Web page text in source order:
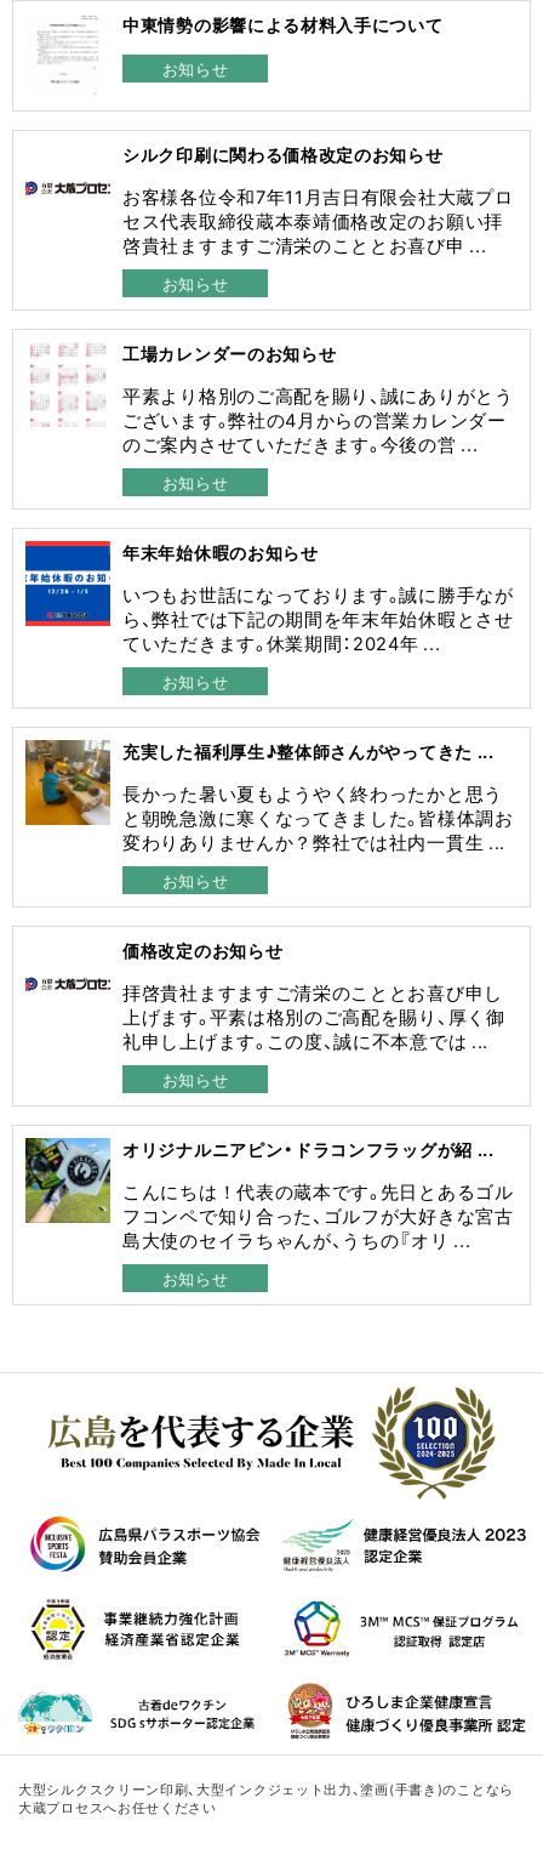
中東情勢の影響による材料入手について
お知らせ
シルク印刷に関わる価格改定のお知らせ
お客様各位令和7年11月吉日有限会社大蔵プロ
セス代表取締役蔵本泰靖価格改定のお願い拝
啓貴社ますますご清栄のこととお喜び申 ...
お知らせ
工場カレンダーのお知らせ
平素より格別のご高配を賜り、誠にありがとう
ございます。弊社の4月からの営業カレンダー
のご案内させていただきます。今後の営 ...
お知らせ
年末年始休暇のお知らせ
いつもお世話になっております。誠に勝手なが
ら、弊社では下記の期間を年末年始休暇とさせ
ていただきます。休業期間：2024年 ...
お知らせ
充実した福利厚生♪整体師さんがやってきた ...
長かった暑い夏もようやく終わったかと思う
と朝晩急激に寒くなってきました。皆様体調お
変わりありませんか？弊社では社内一貫生 ...
お知らせ
価格改定のお知らせ
拝啓貴社ますますご清栄のこととお喜び申し
上げます。平素は格別のご高配を賜り、厚く御
礼申し上げます。この度、誠に不本意では ...
お知らせ
オリジナルニアピン・ドラコンフラッグが紹 ...
こんにちは！代表の蔵本です。先日とあるゴル
フコンペで知り合った、ゴルフが大好きな宮古
島大使のセイラちゃんが、うちの『オリ ...
お知らせ
大型シルクスクリーン印刷、大型インクジェット出力、塗画(手書き)のことなら
大蔵プロセスへお任せください